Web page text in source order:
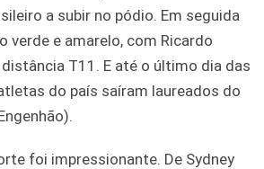
a subir no pódio. Em seguida
verde e amarelo, com Ricardo
T11. E até o último dia das
do país saíram laureados do
foi impressionante. De Sydney